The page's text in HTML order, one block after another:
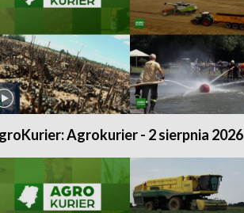
Agrokurier - 2 sierpnia 2026